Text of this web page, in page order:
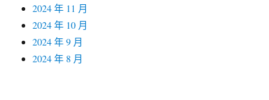
2024 年 11 月
2024 年 10 月
2024 年 9 月
2024 年 8 月